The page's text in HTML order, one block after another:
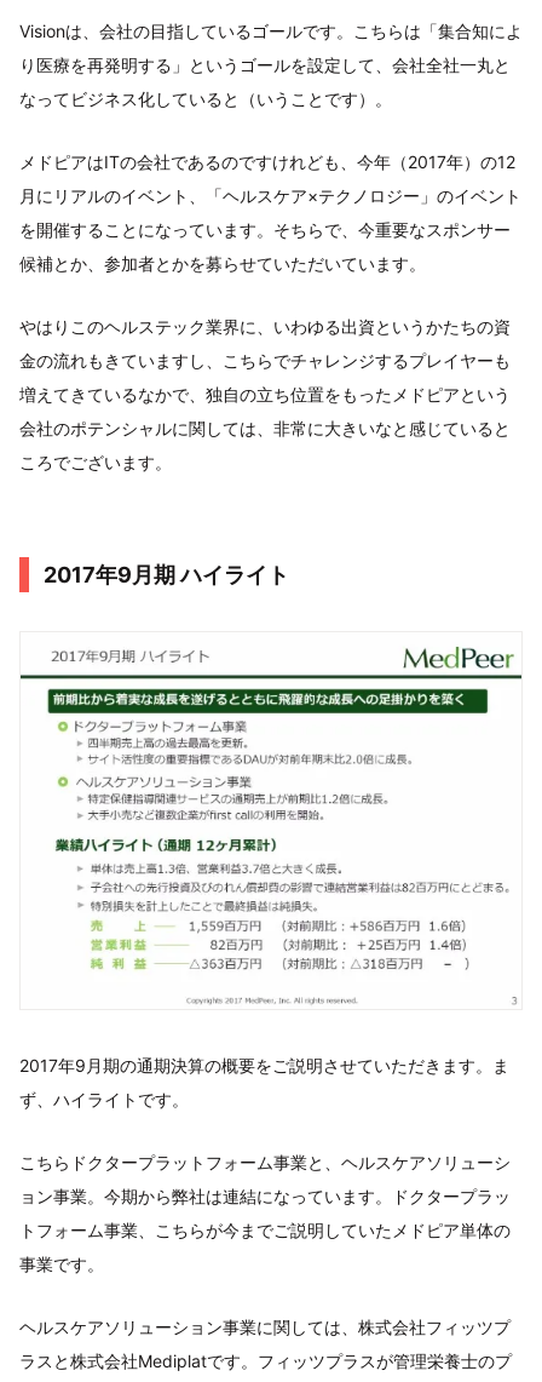
Visionは、会社の目指しているゴールです。こちらは「集合知によ
り医療を再発明する」というゴールを設定して、会社全社一丸と
なってビジネス化していると（いうことです）。
メドピアはITの会社であるのですけれども、今年（2017年）の12
月にリアルのイベント、「ヘルスケア×テクノロジー」のイベント
を開催することになっています。そちらで、今重要なスポンサー
候補とか、参加者とかを募らせていただいています。
やはりこのヘルステック業界に、いわゆる出資というかたちの資
金の流れもきていますし、こちらでチャレンジするプレイヤーも
増えてきているなかで、独自の立ち位置をもったメドピアという
会社のポテンシャルに関しては、非常に大きいなと感じていると
ころでございます。
2017年9月期 ハイライト
2017年9月期の通期決算の概要をご説明させていただきます。ま
ず、ハイライトです。
こちらドクタープラットフォーム事業と、ヘルスケアソリューシ
ョン事業。今期から弊社は連結になっています。ドクタープラッ
トフォーム事業、こちらが今までご説明していたメドピア単体の
事業です。
ヘルスケアソリューション事業に関しては、株式会社フィッツプ
ラスと株式会社Mediplatです。フィッツプラスが管理栄養士のプ